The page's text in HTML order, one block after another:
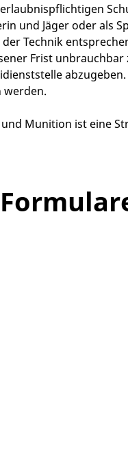
und Jäger oder als
Technik
Frist unbrauchbar
abzugeben.
werden.
Munition ist eine